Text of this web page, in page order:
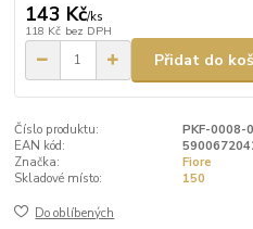
143 Kč/ks
118 Kč bez DPH
Přidat do
Číslo produktu:
PKF-0008-
EAN kód:
Značka:
Fiore
Skladové místo:
150
Do oblíbených